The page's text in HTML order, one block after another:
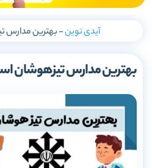
آیدی نوین-بهترین مدارس
بهترین مدارس تیزهوشان